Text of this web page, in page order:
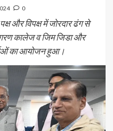
0
पक्ष और विपक्ष में जोरदार ढंग से
कालेज व जिम जिडा और
का आयोजन हुआ।